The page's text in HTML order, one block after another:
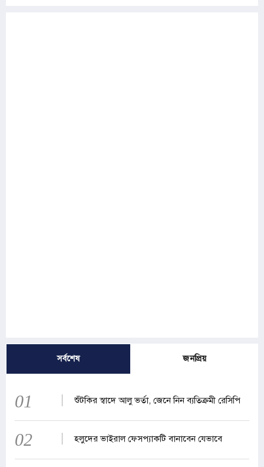
সর্বশেষ জনপ্রিয়
01 শুঁটকির স্বাদে আলু ভর্তা, জেনে নিন ব্যতিক্রমী রেসিপি
02 হলুদের ভাইরাল ফেসপ্যাকটি বানাবেন যেভাবে